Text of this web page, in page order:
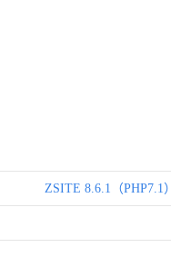
ZSITE 8.6.1（PHP7.1）